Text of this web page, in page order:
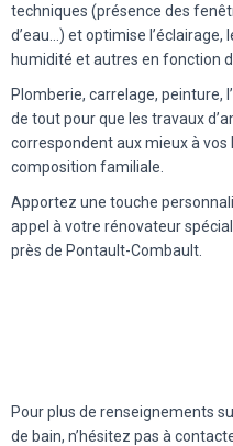
techniques (présence des
d’eau…) et optimise
humidité et autres en fonction
Plomberie, carrelage, peinture,
de tout pour que les travaux
correspondent aux mieux à
composition familiale.
Apportez une touche
appel à votre rénovateur
près de Pontault-Combault.
Pour plus de renseignements
de bain, n’hésitez pas à